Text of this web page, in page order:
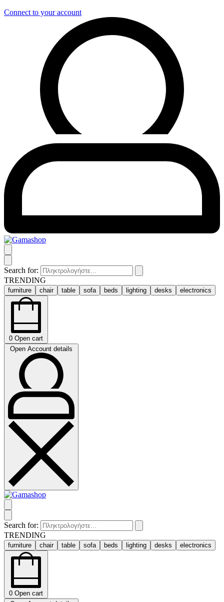
Connect to your account
Search for:
TRENDING
furniture chair table sofa beds lighting desks electronics
0 Open cart
Open Account details
Search for:
TRENDING
furniture chair table sofa beds lighting desks electronics
0 Open cart